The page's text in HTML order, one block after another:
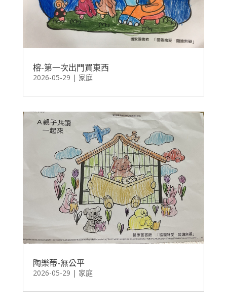
榕-第一次出門買東西
2026-05-29 | 家庭
陶樂蒂-無公平
2026-05-29 | 家庭